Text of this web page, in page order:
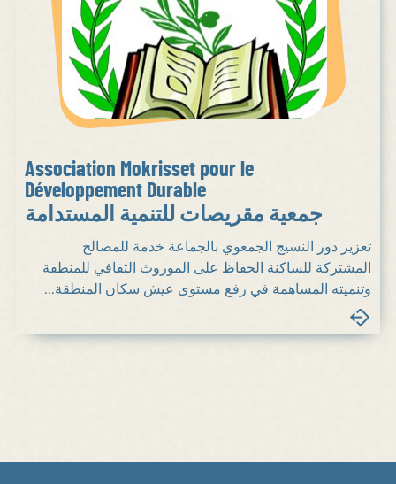
Association Mokrisset pour le
Développement Durable
جمعية مقريصات للتنمية المستدامة
تعزيز دور النسيج الجمعوي بالجماعة خدمة للمصالح
المشتركة للساكنة الحفاظ على الموروث الثقافي للمنطقة
وتنميته المساهمة في رفع مستوى عيش سكان المنطقة...